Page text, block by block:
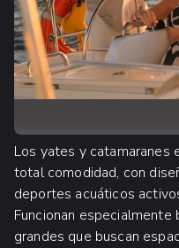
Los yates y catamaranes
total comodidad, con
deportes acuáticos
Funcionan especialmente
grandes que buscan